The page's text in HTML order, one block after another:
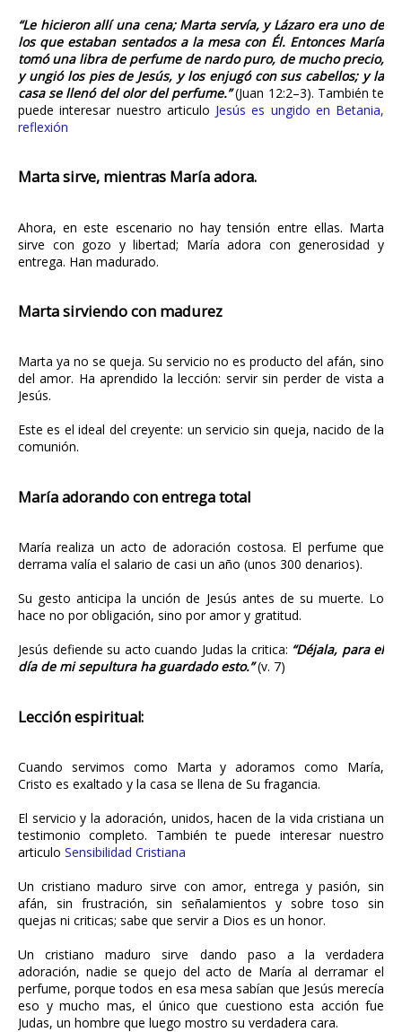
“Le hicieron allí una cena; Marta servía, y Lázaro era uno de
los que estaban sentados a la mesa con Él. Entonces María
tomó una libra de perfume de nardo puro, de mucho precio,
y ungió los pies de Jesús, y los enjugó con sus cabellos; y la
casa se llenó del olor del perfume.”(Juan 12:2–3). También te
puede interesar nuestro articulo Jesús es ungido en Betania,
reflexión
Marta sirve, mientras María adora.
Ahora, en este escenario no hay tensión entre ellas. Marta
sirve con gozo y libertad; María adora con generosidad y
entrega. Han madurado.
Marta sirviendo con madurez
Marta ya no se queja. Su servicio no es producto del afán, sino
del amor. Ha aprendido la lección: servir sin perder de vista a
Jesús.
Este es el ideal del creyente: un servicio sin queja, nacido de la
comunión.
María adorando con entrega total
María realiza un acto de adoración costosa. El perfume que
derrama valía el salario de casi un año (unos 300 denarios).
Su gesto anticipa la unción de Jesús antes de su muerte. Lo
hace no por obligación, sino por amor y gratitud.
Jesús defiende su acto cuando Judas la critica: “Déjala, para el
día de mi sepultura ha guardado esto.”(v. 7)
Lección espiritual:
Cuando servimos como Marta y adoramos como María,
Cristo es exaltado y la casa se llena de Su fragancia.
El servicio y la adoración, unidos, hacen de la vida cristiana un
testimonio completo. También te puede interesar nuestro
articulo Sensibilidad Cristiana
Un cristiano maduro sirve con amor, entrega y pasión, sin
afán, sin frustración, sin señalamientos y sobre toso sin
quejas ni criticas; sabe que servir a Dios es un honor.
Un cristiano maduro sirve dando paso a la verdadera
adoración, nadie se quejo del acto de María al derramar el
perfume, porque todos en esa mesa sabían que Jesús merecía
eso y mucho mas, el único que cuestiono esta acción fue
Judas, un hombre que luego mostro su verdadera cara.